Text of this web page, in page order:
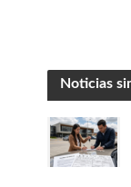
Noticias